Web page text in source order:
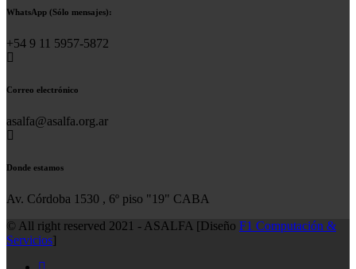
WhatsApp (Sólo mensajes):
+54 9 11 5957-5872
Correo electrónico
asalfa@asalfa.org.ar
Donde estamos
Av. Córdoba 1530 , 6º piso "19" CABA
© All right reserved 2021 - ASALFA [Diseño F1 Computación &
Servicios]